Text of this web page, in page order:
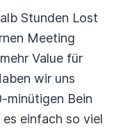
Stunden Lost
Meeting
Value für
wir uns
minütigen Bein
einfach so viel